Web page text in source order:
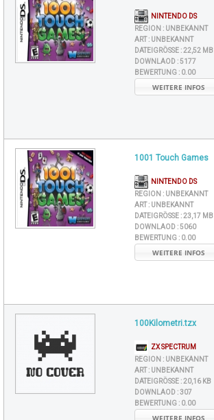
NINTENDO DS
REGION : UNBEKANNT
ART : UNBEKANNT
DATEIGRÖSSE : 22,52 MB
DOWNLAOD :5177
BEWERTUNG : 0.00
WEITERE INFOS
1001 Touch Games
NINTENDO DS
REGION : UNBEKANNT
ART : UNBEKANNT
DATEIGRÖSSE : 23,17 MB
DOWNLAOD :5060
BEWERTUNG : 0.00
WEITERE INFOS
100Kilometri.tzx
ZX SPECTRUM
REGION : UNBEKANNT
ART : UNBEKANNT
DATEIGRÖSSE : 20,16 KB
DOWNLAOD :307
BEWERTUNG : 0.00
WEITERE INFOS